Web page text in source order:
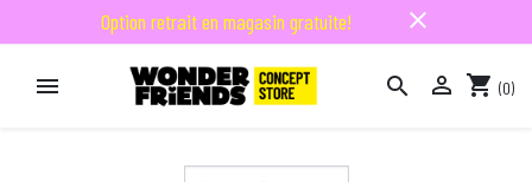
Option retrait en magasin gratuite! close
   shopping_cart (0)